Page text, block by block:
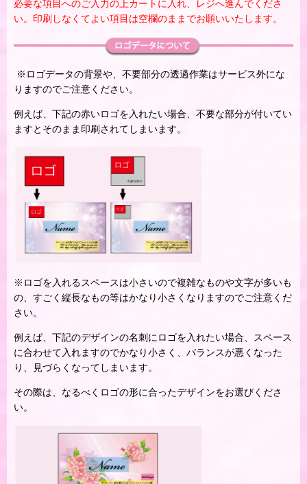
必要な項目へのご入力の上カートに入れ、レジへ進んでくださ
い。印刷しなくてよい項目は空欄のままでお願いいたします。
※ロゴデータの背景や、不要部分の透過作業はサービス外にな
りますのでご注意ください。
例えば、下記の赤いロゴを入れたい場合、不要な部分が付いてい
ますとそのまま印刷されてしまいます。
※ロゴを入れるスペースは小さいので複雑なものや文字が多いも
の、すごく縦長なもの等はかなり小さくなりますのでご注意くだ
さい。
例えば、下記のデザインの名刺にロゴを入れたい場合、スペース
に合わせて入れますのでかなり小さく、バランスが悪くなった
り、見づらくなってしまいます。
その際は、なるべくロゴの形に合ったデザインをお選びくださ
い。